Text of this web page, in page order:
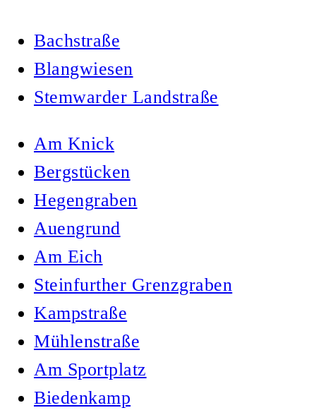
Bachstraße
Blangwiesen
Stemwarder Landstraße
Am Knick
Bergstücken
Hegengraben
Auengrund
Am Eich
Steinfurther Grenzgraben
Kampstraße
Mühlenstraße
Am Sportplatz
Biedenkamp